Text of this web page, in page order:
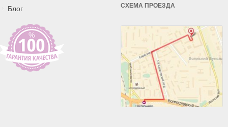
Блог
СХЕМА ПРОЕЗДА